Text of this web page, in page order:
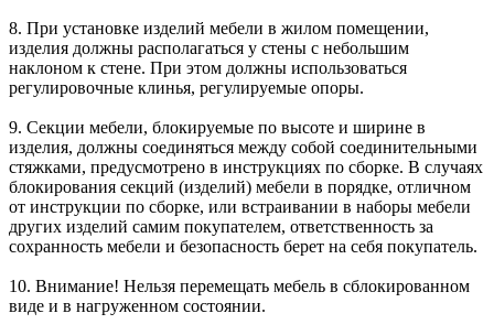
8. При установке изделий мебели в жилом помещении,
изделия должны располагаться у стены с небольшим
наклоном к стене. При этом должны использоваться
регулировочные клинья, регулируемые опоры.
9. Секции мебели, блокируемые по высоте и ширине в
изделия, должны соединяться между собой соединительными
стяжками, предусмотрено в инструкциях по сборке. В случаях
блокирования секций (изделий) мебели в порядке, отличном
от инструкции по сборке, или встраивании в наборы мебели
других изделий самим покупателем, ответственность за
сохранность мебели и безопасность берет на себя покупатель.
10. Внимание! Нельзя перемещать мебель в сблокированном
виде и в нагруженном состоянии.